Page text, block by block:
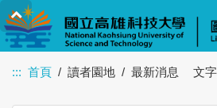
教職員 學生 校友
::: 首頁 讀者園地 最新消息 文